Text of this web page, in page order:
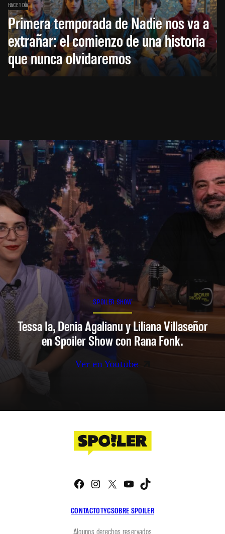
HACE 1 DÍA
Primera temporada de Nadie nos va a
extrañar: el comienzo de una historia
que nunca olvidaremos
SPOILER SHOW
Tessa Ia, Denia Agalianu y Liliana Villaseñor
en Spoiler Show con Rana Fonk.
Ver en Youtube
CONTACTOTYCSOBRE SPOILER
Facebook
Instagram
X YouTube
Algunos derechos reservados